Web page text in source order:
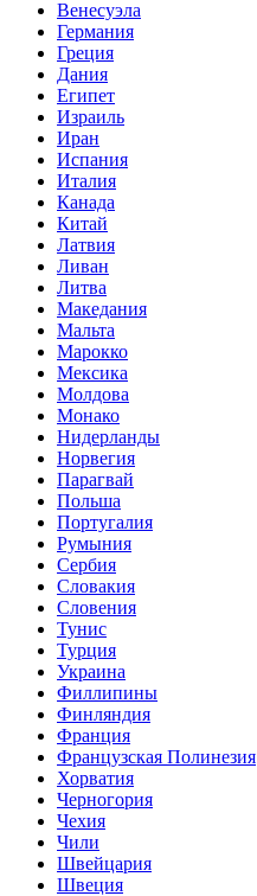
Венесуэла
Германия
Греция
Дания
Египет
Израиль
Иран
Испания
Италия
Канада
Китай
Латвия
Ливан
Литва
Македания
Мальта
Марокко
Мексика
Молдова
Монако
Нидерланды
Норвегия
Парагвай
Польша
Португалия
Румыния
Сербия
Словакия
Словения
Тунис
Турция
Украина
Филлипины
Финляндия
Франция
Французская Полинезия
Хорватия
Черногория
Чехия
Чили
Швейцария
Швеция